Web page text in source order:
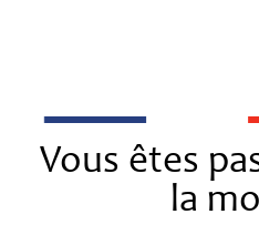
Vous êtes
la